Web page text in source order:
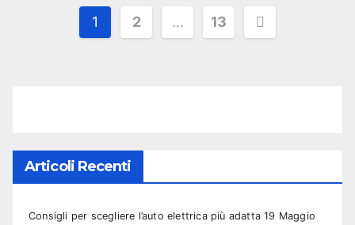
Paginazione
degli
1 2 … 13
Articoli Recenti
Consigli per scegliere l’auto elettrica più adatta 19 Maggio